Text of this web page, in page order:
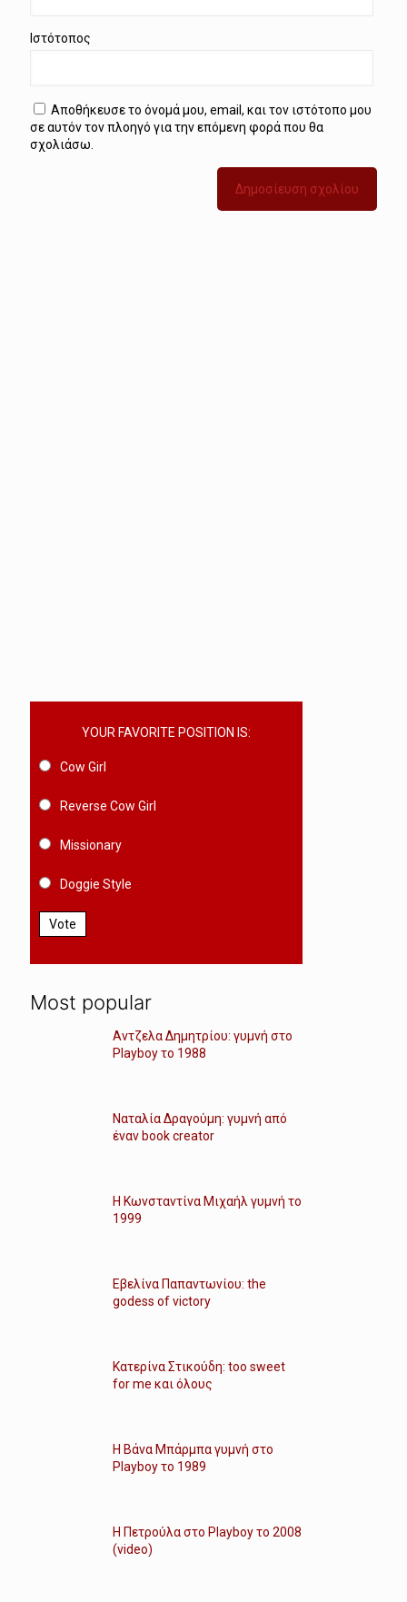
Ιστότοπος
Αποθήκευσε το όνομά μου, email, και τον ιστότοπο μου
σε αυτόν τον πλοηγό για την επόμενη φορά που θα
σχολιάσω.
YOUR FAVORITE POSITION IS:
Cow Girl
Reverse Cow Girl
Missionary
Doggie Style
Vote
Most popular
Αντζελα Δημητρίου: γυμνή στο
Playboy το 1988
Ναταλία Δραγούμη: γυμνή από
έναν book creator
Η Κωνσταντίνα Μιχαήλ γυμνή το
1999
Εβελίνα Παπαντωνίου: the
godess of victory
Κατερίνα Στικούδη: too sweet
for me και όλους
Η Βάνα Μπάρμπα γυμνή στο
Playboy το 1989
Η Πετρούλα στο Playboy το 2008
(video)